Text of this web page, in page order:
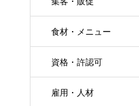
食材・メニュー
資格・許認可
雇用・人材